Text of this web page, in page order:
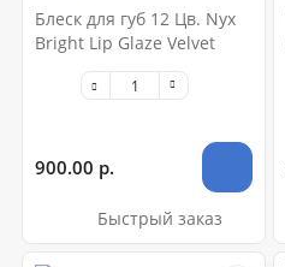
Блеск для губ 12 Цв. Nyx
Bright Lip Glaze Velvet
900.00 р.
Быстрый заказ